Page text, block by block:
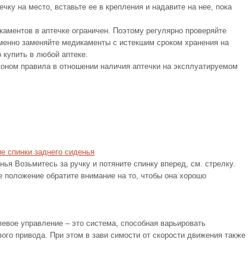
на место, вставьте ее в крепления и надавите на нее, пока
в аптечке ограничен. Поэтому регулярно проверяйте
заменяйте медикаменты с истекшим сроком хранения на
в любой аптеке.
правила в отношении наличия аптечки на эксплуатируемом
спинки заднего сиденья
Возьмитесь за ручку и потяните спинку вперед, см. стрелку.
положение обратите внимание на то, чтобы она хорошо
управление – это система, способная варьировать
привода. При этом в зави симости от скорости движения также